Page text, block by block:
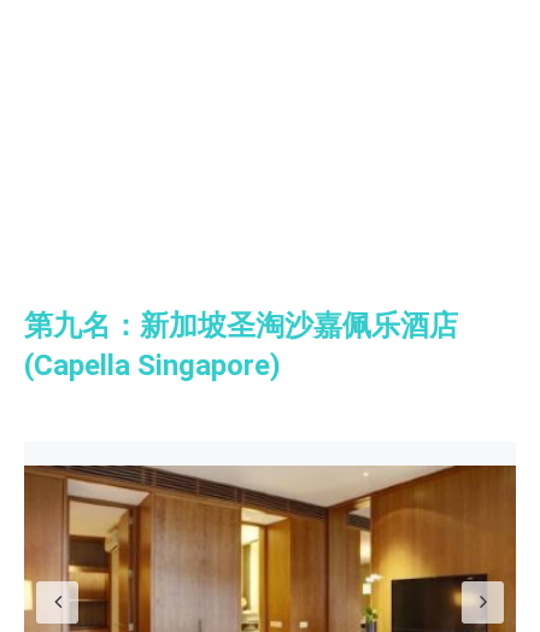
第九名：新加坡圣淘沙嘉佩乐酒店
(Capella Singapore)
Previous